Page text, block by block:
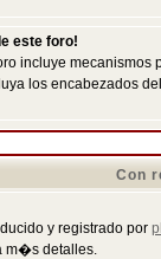
este foro!
incluye
los encabezados
Con
y registrado por
m�s detalles.